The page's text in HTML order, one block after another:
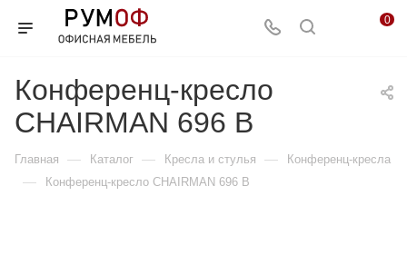
0
Конференц-кресло
CHAIRMAN 696 В
Главная — Каталог — Кресла и стулья — Конференц-кресла
— Конференц-кресло CHAIRMAN 696 В